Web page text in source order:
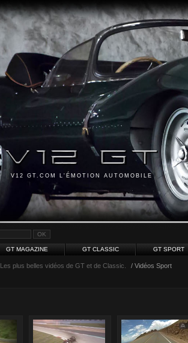
V12 GT.COM L'ÉMOTION AUTOMOBILE
GT MAGAZINE GT CLASSIC GT SPORT
Les plus belles vidéos de GT et de Classic. / Vidéos Sport